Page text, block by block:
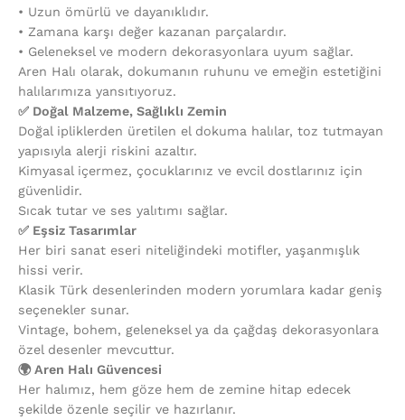
•⁠ ⁠Uzun ömürlü ve dayanıklıdır.
•⁠ ⁠Zamana karşı değer kazanan parçalardır.
•⁠ ⁠Geleneksel ve modern dekorasyonlara uyum sağlar.
Aren Halı olarak, dokumanın ruhunu ve emeğin estetiğini
halılarımıza yansıtıyoruz.
✅ Doğal Malzeme, Sağlıklı Zemin
Doğal ipliklerden üretilen el dokuma halılar, toz tutmayan
yapısıyla alerji riskini azaltır.
Kimyasal içermez, çocuklarınız ve evcil dostlarınız için
güvenlidir.
Sıcak tutar ve ses yalıtımı sağlar.
✅ Eşsiz Tasarımlar
Her biri sanat eseri niteliğindeki motifler, yaşanmışlık
hissi verir.
Klasik Türk desenlerinden modern yorumlara kadar geniş
seçenekler sunar.
Vintage, bohem, geleneksel ya da çağdaş dekorasyonlara
özel desenler mevcuttur.
🌍 Aren Halı Güvencesi
Her halımız, hem göze hem de zemine hitap edecek
şekilde özenle seçilir ve hazırlanır.